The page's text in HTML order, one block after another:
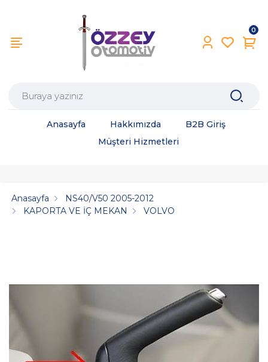
0
Anasayfa Hakkımızda
B2B Giriş
Müşteri Hizmetleri
Anasayfa
NS40/V50 2005-2012
KAPORTA VE İÇ MEKAN
VOLVO